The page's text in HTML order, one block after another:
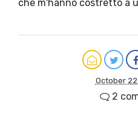
che m'hanno costretto a
October
2